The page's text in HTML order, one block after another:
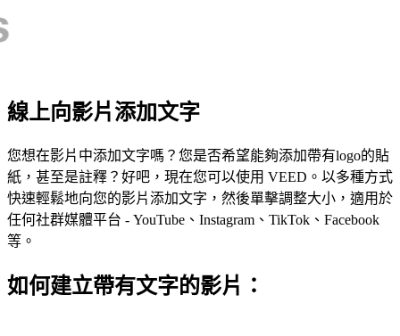
線上向影片添加文字
您想在影片中添加文字嗎？您是否希望能夠添加帶有logo的貼
紙，甚至是註釋？好吧，現在您可以使用 VEED。以多種方式
快速輕鬆地向您的影片添加文字，然後單擊調整大小，適用於
任何社群媒體平台 - YouTube、Instagram、TikTok、Facebook
等。
如何建立帶有文字的影片：